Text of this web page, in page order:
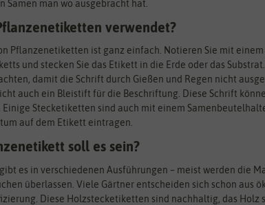
Samen man wo ausgebracht hat.
verwendet?
Pflanzenetiketten ist ganz einfach. Notieren Sie mit
und stecken Sie das Etikett in die Erde oder das
damit die Schrift durch Gießen und Regen nicht
auch ein Bleistift für die Beschriftung. Diese Schrift
Stecketiketten sind auch mit einem
auf dem Etikett eintragen.
soll es sein?
es in verschiedenen Ausführungen – meist werden die
überlassen. Viele Gärtner entscheiden sich schon
Diese Holzstecketiketten sind nachhaltig, das